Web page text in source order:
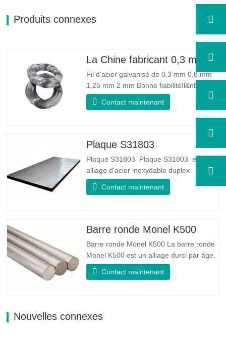
Produits connexes
La Chine fabricant 0,3 mm 0,8 mm 1,25 mm 2 mm de fil d'acier galvanisé
Fil d'acier galvanisé de 0,3 mm 0,8 mm
1,25 mm 2 mm Bonne fiabilitéIl&nbsp;:
peut améliorer certains nœuds, bavures
et rouille sur le fil d'acier Bonne élasticité
: La ténacité de l'acier galvanisé est très
adaptée à la fabrication de ressorts…
Contact maintenant
Plaque S31803
Plaque S31803 Plaque S31803 est un
alliage d'acier inoxydable duplex
standard de qualité duplex. Il a la
microstructure d'un rapport
stabilité mécanique fiable, de ductilité et
la…
Contact maintenant
Barre ronde Monel K500
Barre ronde Monel K500 La barre ronde
Monel K500 est un alliage durci par âge,
dont la composition de base se compose
d'éléments comme le nickel et le cuivre.
à l'érosion…
Contact maintenant
Nouvelles connexes